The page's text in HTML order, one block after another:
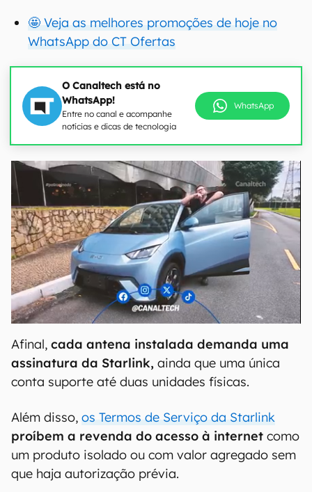
🤩 Veja as melhores promoções de hoje no
WhatsApp do CT Ofertas
O Canaltech está no
WhatsApp!
Entre no canal e acompanhe
notícias e dicas de tecnologia
WhatsApp
Afinal, cada antena instalada demanda uma
assinatura da Starlink, ainda que uma única
conta suporte até duas unidades físicas.
Além disso, os Termos de Serviço da Starlink
proíbem a revenda do acesso à internet como
um produto isolado ou com valor agregado sem
que haja autorização prévia.